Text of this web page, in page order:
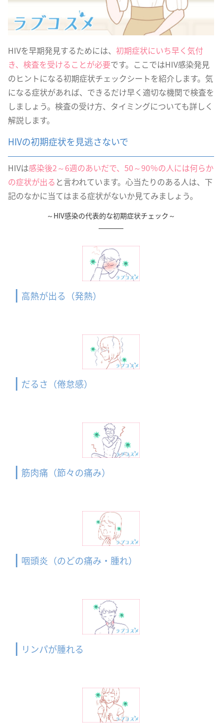
HIVを早期発見するためには、 初期症状にいち早く気付
き、検査を受けることが必要です。ここではHIV感染発見
のヒントになる初期症状チェックシートを紹介します。気
になる症状があれば、できるだけ早く適切な機関で検査を
しましょう。検査の受け方、タイミングについても詳しく
解説します。
HIVの初期症状を見逃さないで
HIVは感染後2～6週のあいだで、50～90％の人には何らか
の症状が出る と言われています。心当たりのある人は、下
記のなかに当てはまる症状がないか見てみましょう。
～HIV感染の代表的な初期症状チェック～
高熱が出る（発熱）
だるさ（倦怠感）
筋肉痛（節々の痛み）
咽頭炎（のどの痛み・腫れ）
リンパが腫れる